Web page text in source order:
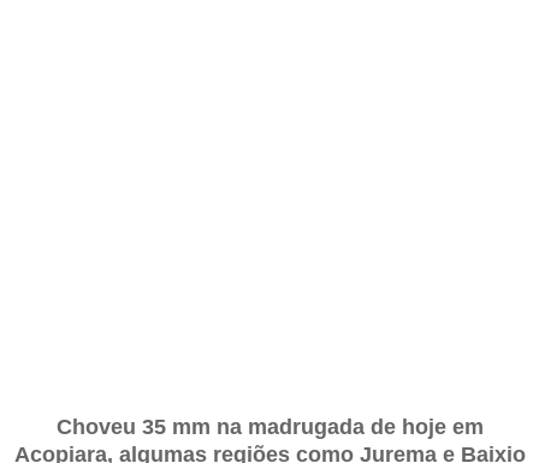
Choveu 35 mm na madrugada de hoje em
Acopiara, algumas regiões como Jurema e Baixio